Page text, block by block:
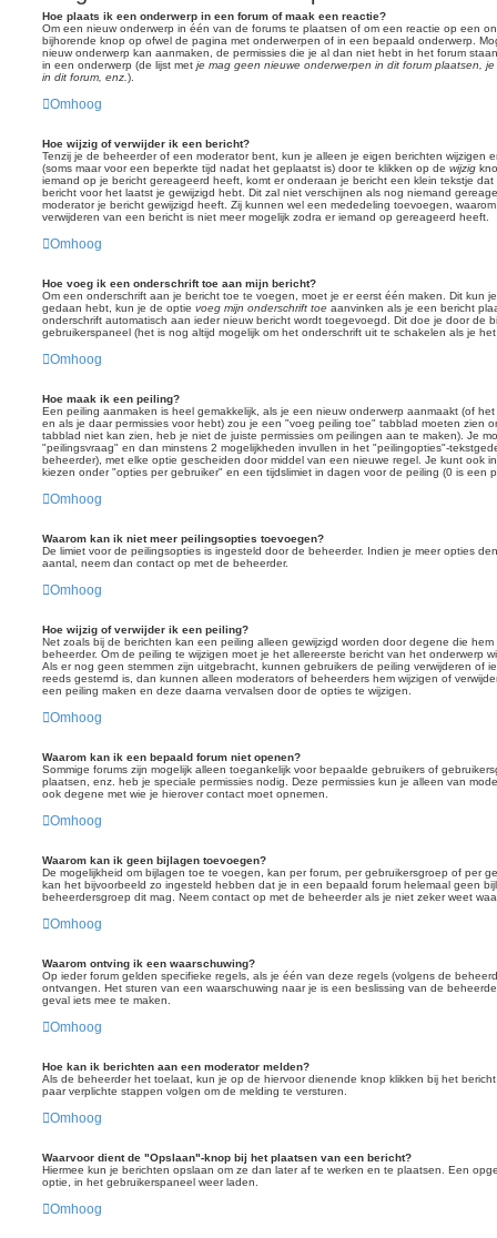
Hoe plaats ik een onderwerp in een forum of maak een reactie?
Om een nieuw onderwerp in één van de forums te plaatsen of om een reactie op een
bijhorende knop op ofwel de pagina met onderwerpen of in een bepaald onderwerp.
nieuw onderwerp kan aanmaken, de permissies die je al dan niet hebt in het forum
in een onderwerp (de lijst met je mag geen nieuwe onderwerpen in dit forum plaatsen,
in dit forum, enz. ).
Omhoog
Hoe wijzig of verwijder ik een bericht?
Tenzij je de beheerder of een moderator bent, kun je alleen je eigen berichten wijzigen
(soms maar voor een beperkte tijd nadat het geplaatst is) door te klikken op de wijzig
iemand op je bericht gereageerd heeft, komt er onderaan je bericht een klein tekstje
bericht voor het laatst je gewijzigd hebt. Dit zal niet verschijnen als nog niemand
moderator je bericht gewijzigd heeft. Zij kunnen wel een mededeling toevoegen,
verwijderen van een bericht is niet meer mogelijk zodra er iemand op gereageerd heeft.
Omhoog
Hoe voeg ik een onderschrift toe aan mijn bericht?
Om een onderschrift aan je bericht toe te voegen, moet je er eerst één maken. Dit kun
gedaan hebt, kun je de optie voeg mijn onderschrift toe aanvinken als je een bericht
onderschrift automatisch aan ieder nieuw bericht wordt toegevoegd. Dit doe je door de
gebruikerspaneel (het is nog altijd mogelijk om het onderschrift uit te schakelen als je
Omhoog
Hoe maak ik een peiling?
Een peiling aanmaken is heel gemakkelijk, als je een nieuw onderwerp aanmaakt (of
en als je daar permissies voor hebt) zou je een "voeg peiling toe" tabblad moeten zien
tabblad niet kan zien, heb je niet de juiste permissies om peilingen aan te maken). Je
"peilingsvraag" en dan minstens 2 mogelijkheden invullen in het "peilingopties"-
beheerder), met elke optie gescheiden door middel van een nieuwe regel. Je kunt ook
kiezen onder "opties per gebruiker" en een tijdslimiet in dagen voor de peiling (0 is een
Omhoog
Waarom kan ik niet meer peilingsopties toevoegen?
De limiet voor de peilingsopties is ingesteld door de beheerder. Indien je meer opties
aantal, neem dan contact op met de beheerder.
Omhoog
Hoe wijzig of verwijder ik een peiling?
Net zoals bij de berichten kan een peiling alleen gewijzigd worden door degene die
beheerder. Om de peiling te wijzigen moet je het allereerste bericht van het onderwerp
Als er nog geen stemmen zijn uitgebracht, kunnen gebruikers de peiling verwijderen of
reeds gestemd is, dan kunnen alleen moderators of beheerders hem wijzigen of
een peiling maken en deze daarna vervalsen door de opties te wijzigen.
Omhoog
Waarom kan ik een bepaald forum niet openen?
Sommige forums zijn mogelijk alleen toegankelijk voor bepaalde gebruikers of
plaatsen, enz. heb je speciale permissies nodig. Deze permissies kun je alleen van
ook degene met wie je hierover contact moet opnemen.
Omhoog
Waarom kan ik geen bijlagen toevoegen?
De mogelijkheid om bijlagen toe te voegen, kan per forum, per gebruikersgroep of per
kan het bijvoorbeeld zo ingesteld hebben dat je in een bepaald forum helemaal geen
beheerdersgroep dit mag. Neem contact op met de beheerder als je niet zeker weet
Omhoog
Waarom ontving ik een waarschuwing?
Op ieder forum gelden specifieke regels, als je één van deze regels (volgens de
ontvangen. Het sturen van een waarschuwing naar je is een beslissing van de
geval iets mee te maken.
Omhoog
Hoe kan ik berichten aan een moderator melden?
Als de beheerder het toelaat, kun je op de hiervoor dienende knop klikken bij het
paar verplichte stappen volgen om de melding te versturen.
Omhoog
Waarvoor dient de "Opslaan"-knop bij het plaatsen van een bericht?
Hiermee kun je berichten opslaan om ze dan later af te werken en te plaatsen. Een
optie, in het gebruikerspaneel weer laden.
Omhoog